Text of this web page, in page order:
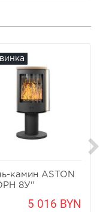
камин ASTON
8У"
5 016 BYN